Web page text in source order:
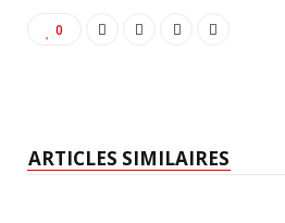
0
ARTICLES SIMILAIRES